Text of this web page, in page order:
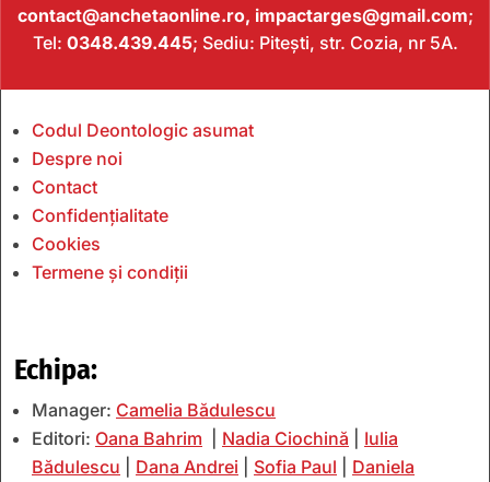
contact@anchetaonline.ro, impactarges@gmail.com;
Tel: 0348.439.445; Sediu: Pitești, str. Cozia, nr 5A.
Codul Deontologic asumat
Despre noi
Contact
Confidențialitate
Cookies
Termene și condiții
Echipa:
Manager: Camelia Bădulescu
Editori: Oana Bahrim Nadia Ciochină
Iulia
Bădulescu
Dana Andrei Sofia Paul Daniela